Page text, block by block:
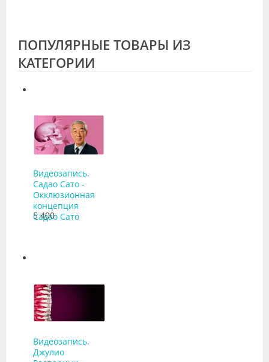
ПОПУЛЯРНЫЕ ТОВАРЫ ИЗ
КАТЕГОРИИ
Видеозапись.
Садао Сато -
Окклюзионная
концепция
Садао Сато
5 400
Видеозапись.
Джулио